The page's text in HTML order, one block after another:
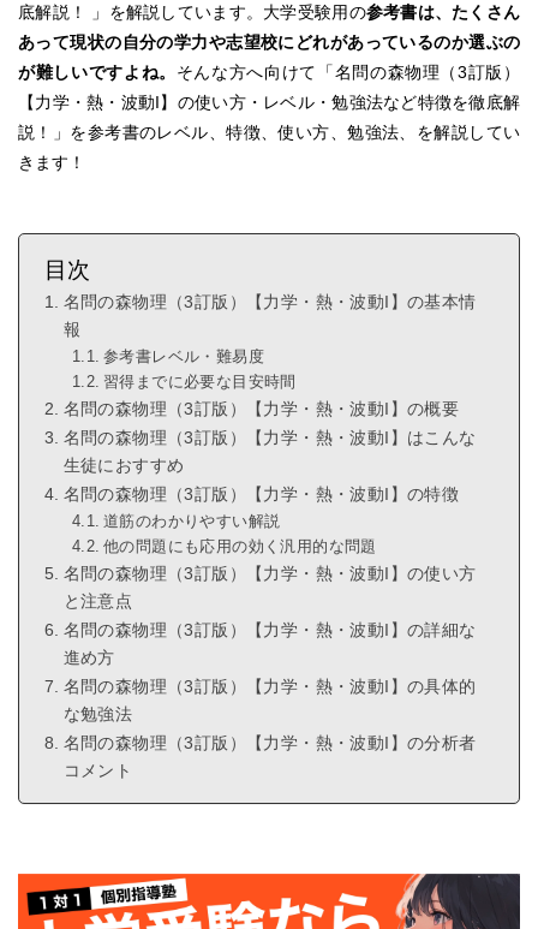
底解説！ 」を解説しています。大学受験用の参考書は、たくさん
あって現状の自分の学力や志望校にどれがあっているのか選ぶの
が難しいですよね。 そんな方へ向けて「名問の森物理（3訂版）
【力学・熱・波動I】の使い方・レベル・勉強法など特徴を徹底解
説！」を参考書のレベル、特徴、使い方、勉強法、を解説してい
きます！
目次
名問の森物理（3訂版）【力学・熱・波動I】の基本情
報
参考書レベル・難易度
習得までに必要な目安時間
名問の森物理（3訂版）【力学・熱・波動I】の概要
名問の森物理（3訂版）【力学・熱・波動I】はこんな
生徒におすすめ
名問の森物理（3訂版）【力学・熱・波動I】の特徴
道筋のわかりやすい解説
他の問題にも応用の効く汎用的な問題
名問の森物理（3訂版）【力学・熱・波動I】の使い方
と注意点
名問の森物理（3訂版）【力学・熱・波動I】の詳細な
進め方
名問の森物理（3訂版）【力学・熱・波動I】の具体的
な勉強法
名問の森物理（3訂版）【力学・熱・波動I】の分析者
コメント